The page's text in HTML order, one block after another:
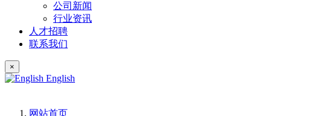
公司新闻
行业资讯
人才招聘
联系我们
×
English
网站首页